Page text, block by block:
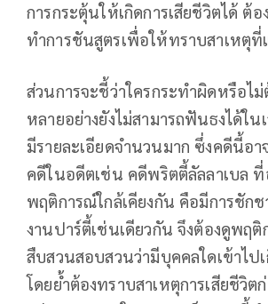
การกระตุ้นให้เกิดการเสียชีวิตได้ ต้
ทำการชันสูตรเพื่อให้ทราบสาเหตุที่
ส่วนการจะชี้ว่าใครกระทำผิดหรือไ
หลายอย่างยังไม่สามารถฟันธงได้ใน
มีรายละเอียดจำนวนมาก ซึ่งคดีนี้อา
คดีในอดีตเช่น คดีพริตตี้ลัลลาเบล ที่
พฤติการณ์ใกล้เคียงกัน คือมีการชัก
งานปาร์ตี้เช่นเดียวกัน จึงต้องดูพฤติ
สืบสวนสอบสวนว่ามีบุคคลใดเข้าไป
โดยย้ำต้องทราบสาเหตุการเสียชีวิต